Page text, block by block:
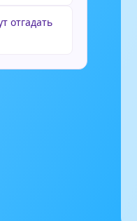
отгадать